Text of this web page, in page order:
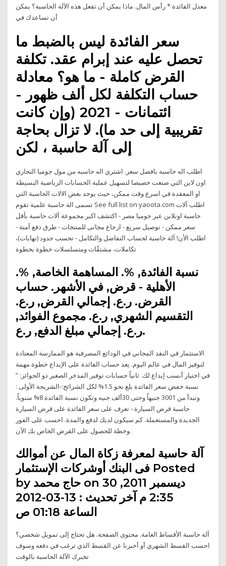
معدل الفائدة * رأس المال. ماذا يمكن أن تفعل هذه الآلة الحاسبة؟ يمكن
سعر الفائدة ليس بالضبط ما
تحصل عليه عند إبرام عقد. تكلفة
القرض كاملة - ما هو؟ معادلة
حساب التكلفة لكل ألف ظهور -
ائتمانات - 2021 (وإن كانت
تقريبية إلى حد ما). لا تزال بحاجة
إلى آلة حاسبة ، لكن
اطلب اله حاسبه بافصل سعر. اشتري اله حاسبه من مول جوميا التجاري
اون لاين التي صنعت خصيصا لتسهيل عملية الحسابات الرياضية البسيطة
او المعقدة في اسرع وقت ممكن، حيث يوجد بعض الالات الحاسبة التي
تسمى الة حاسبة علمية تقوم See full list on yaoota.com اطلب آلات
حاسبة اونلاين عبر جوميا مصر - اكتشف اكبر مجموعة آلات حاسبة بأقل
سعر ممكن - توصيل سريع - ارجاع مجانى للمنتجات - طرق دفع آمنة -
اطلب الأن! آلة حاسبة لحساب التفاضل والتكامل - تحسب حدود (نهايات)،
تكاملات، مشتقْات ومتسلسلات خطوة بخطوة
نسبة الفائدة, %. المساهمة الخاصة, %.
الأهلية - قرض, في الأشهر. حساب
القرض. ر.ع. إجمالي القرض, ر.ع.
التقسيم الشهري, ر.ع. مجموع الفوائد,
ر.ع. إجمالي مبلغ الدفع, ر.ع.
الاستثمار في النقد المجاني في الودائع المصرفية هو الممارسة المعتادة
لتوفير المال في عالم اليوم. يعد حساب الفائدة على الإيداع خطوة مهمة
في اختيار أنسب إيداع لك. ثانياً حسابات توفير المدخر الصغير ذو الجوائز: ”
نسبة خفض سعر الفائدة بلغ نحو 1.5% لكل الشرائح:-الشريحة الأولى :
وتبدأ من 3001 جنيهاً وحتى 30ألف جنيه وتكون نسبة الفائدة 8% سنوياً.
حاسبة قرض السيارة - تعرف على سعر الفائدة على قرض السيارة
الجديدة والمستعملة. كم سيكون لديك لدفع والمدة. احسب على الفور
وخطة للحصول على القرض الخاص بك الآن.
آلة حاسبة لمعرفة زكاة المال عن أموالك
فى البنك أوشركات الإستثمار Posted
by حاج محمد on 30 ديسمبر 2011,
2:35 م آخر تحديث : 13-03-2012
الساعة 01:18 ص
آلة حاسبة الأقساط العامة. محتوى الصفحة. ​هل تحتاج إلى تمويل شخصي؟
احسب القسط الشهري أو أخبرنا عن القسط الذي ترغب في دفعه وسوف